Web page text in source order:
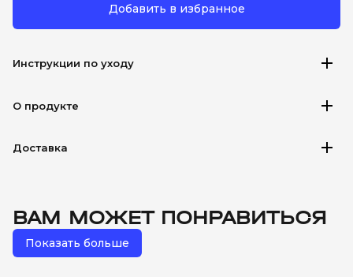
Добавить в избранное
Инструкции по уходу add
О продукте add
Доставка add
ВАМ МОЖЕТ ПОНРАВИТЬСЯ
Показать больше